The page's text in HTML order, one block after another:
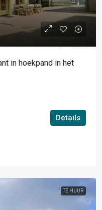
in hoekpand in het
Details
TE HUUR